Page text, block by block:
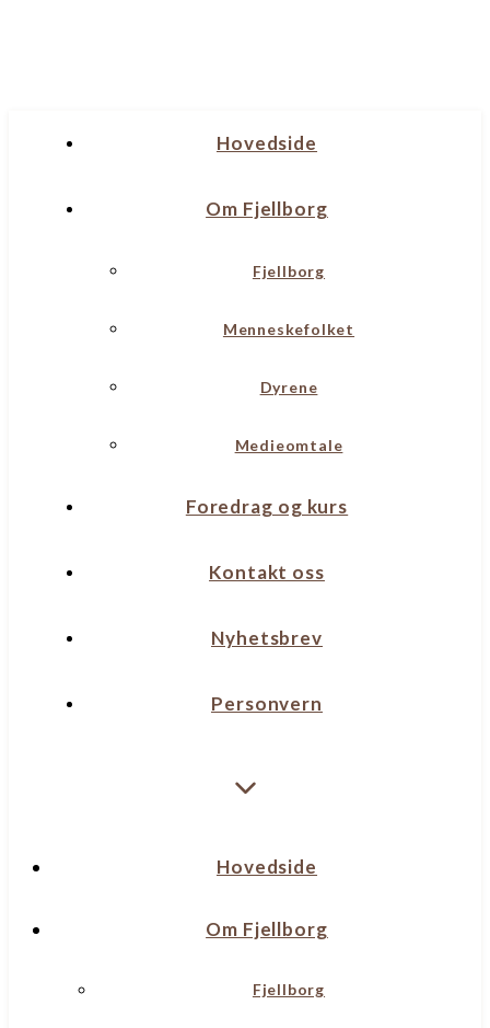
Hovedside
Om Fjellborg
Fjellborg
Menneskefolket
Dyrene
Medieomtale
Foredrag og kurs
Kontakt oss
Nyhetsbrev
Personvern
Hovedside
Om Fjellborg
Fjellborg